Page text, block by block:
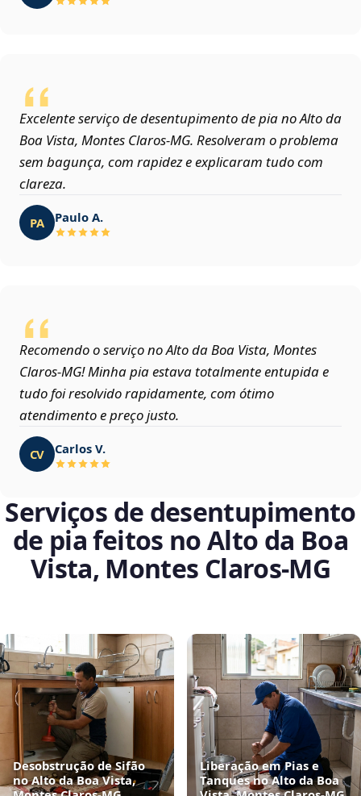
Excelente serviço de desentupimento de pia no Alto da
Boa Vista, Montes Claros‑MG. Resolveram o problema
sem bagunça, com rapidez e explicaram tudo com
clareza.
PA Paulo A.
Recomendo o serviço no Alto da Boa Vista, Montes
Claros‑MG! Minha pia estava totalmente entupida e
tudo foi resolvido rapidamente, com ótimo
atendimento e preço justo.
CV Carlos V.
Serviços de desentupimento
de pia feitos no Alto da Boa
Vista, Montes Claros‑MG
Desobstrução de Sifão
no Alto da Boa Vista,
Liberação em Pias e
Tanques no Alto da Boa